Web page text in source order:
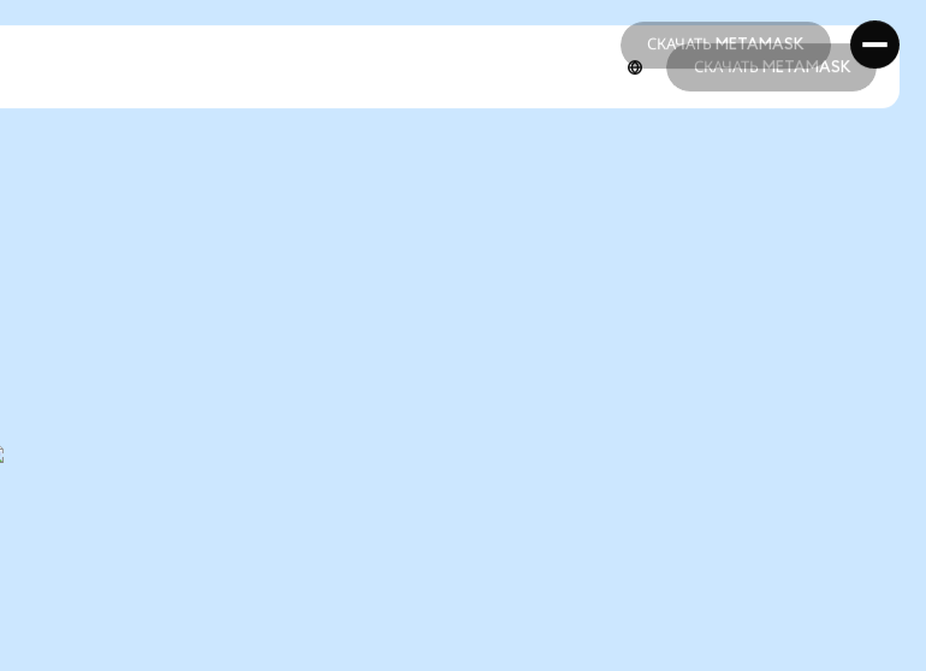
СКАЧАТЬ METAMASK
СКАЧАТЬ METAMASK
СКАЧАТЬ METAMASK